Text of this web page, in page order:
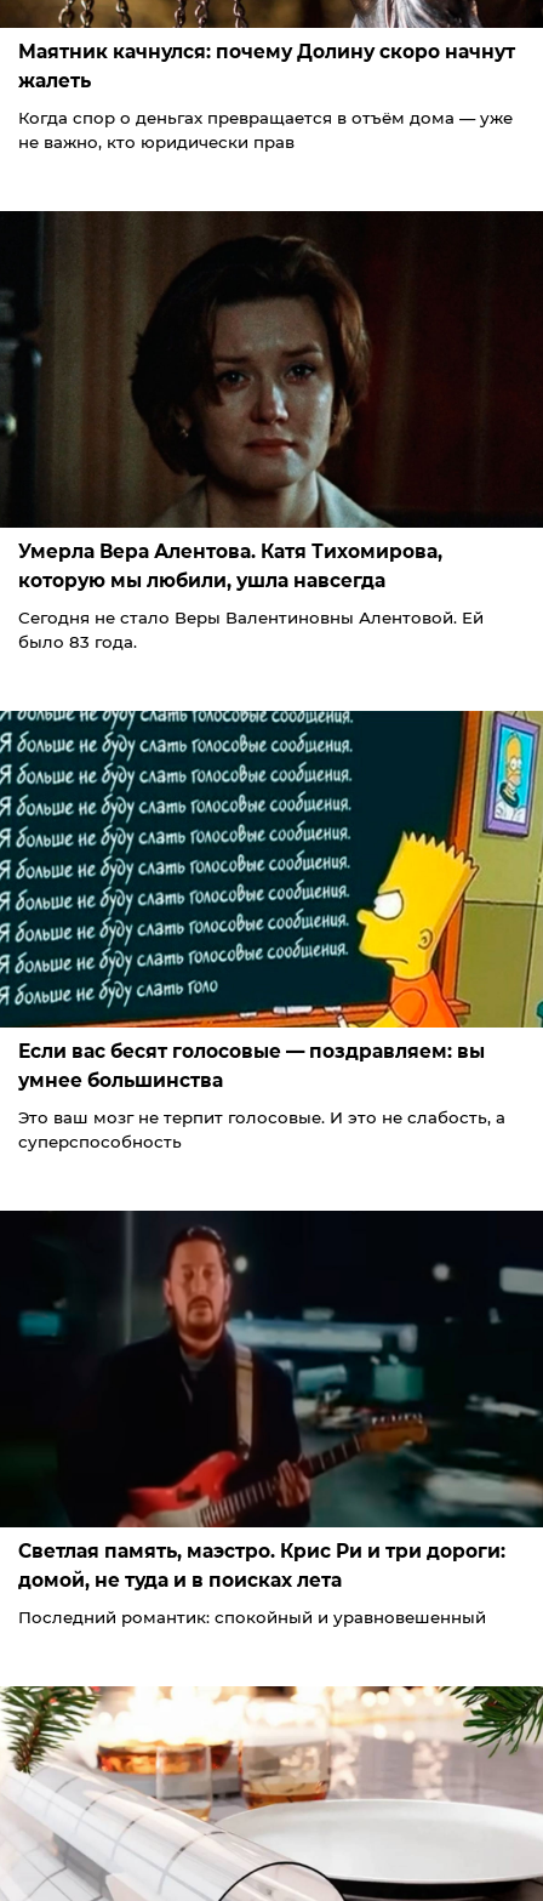
Маятник качнулся: почему Долину скоро начнут
жалеть
Когда спор о деньгах превращается в отъём дома — уже
не важно, кто юридически прав
Умерла Вера Алентова. Катя Тихомирова,
которую мы любили, ушла навсегда
Сегодня не стало Веры Валентиновны Алентовой. Ей
было 83 года.
Если вас бесят голосовые — поздравляем: вы
умнее большинства
Это ваш мозг не терпит голосовые. И это не слабость, а
суперспособность
Светлая память, маэстро. Крис Ри и три дороги:
домой, не туда и в поисках лета
Последний романтик: спокойный и уравновешенный